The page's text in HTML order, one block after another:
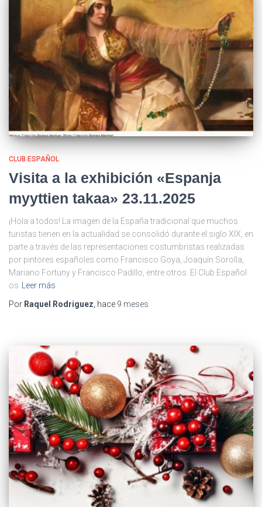
CLUB ESPAÑOL
Visita a la exhibición «Espanja
myyttien takaa» 23.11.2025
¡Hola a todos! La imagen de la España tradicional que muchos
turistas tienen en la actualidad se consolidó durante el siglo XIX, en
parte a través de las representaciones costumbristas realizadas
por pintores españoles como Francisco Goya, Joaquín Sorolla,
Mariano Fortuny y Francisco Padillo, entre otros. El Club Español
os
Leer más
Por Raquel Rodriguez , hace 9 meses